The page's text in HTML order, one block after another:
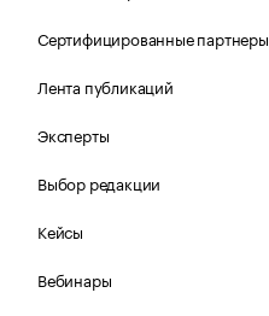
Сертифицированные партнеры
Лента публикаций
Эксперты
Выбор редакции
Кейсы
Вебинары